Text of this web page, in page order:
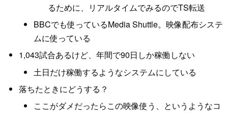
るために、リアルタイムでみるのでTS転送
BBCでも使っているMedia Shuttle。映像配布システ
ムに使っている
1,043試合あるけど、年間で90日しか稼働しない
土日だけ稼働するようなシステムにしている
落ちたときにどうする？
ここがダメだったらこの映像使う、というようなコ